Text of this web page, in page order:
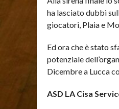
ha lasciato dubbi
giocatori, Plaia e
Ed ora che è stato
potenziale
Dicembre a Lucca
ASD LA Cisa